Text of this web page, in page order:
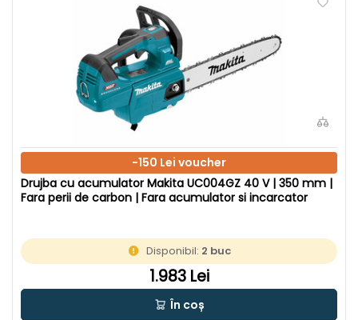
-150 Lei voucher
Drujba cu acumulator Makita UC004GZ 40 V | 350 mm |
Fara perii de carbon | Fara acumulator si incarcator
Disponibil: 2 buc
1.983 Lei
În coș